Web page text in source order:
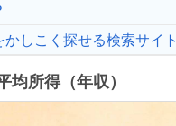
しこく探せる検索サイト
均所得（年収）